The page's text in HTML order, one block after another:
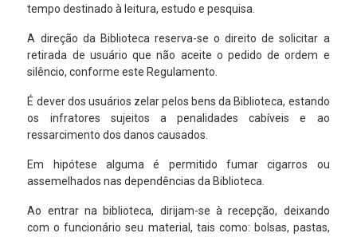
tempo destinado à leitura, estudo e pesquisa.
A direção da Biblioteca reserva-se o direito de solicitar a
retirada de usuário que não aceite o pedido de ordem e
silêncio, conforme este Regulamento.
É dever dos usuários zelar pelos bens da Biblioteca, estando
os infratores sujeitos a penalidades cabíveis e ao
ressarcimento dos danos causados.
Em hipótese alguma é permitido fumar cigarros ou
assemelhados nas dependências da Biblioteca.
Ao entrar na biblioteca, dirijam-se à recepção, deixando
com o funcionário seu material, tais como: bolsas, pastas,